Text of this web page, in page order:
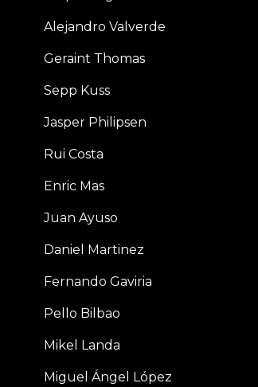
Alejandro Valverde
Geraint Thomas
Sepp Kuss
Jasper Philipsen
Rui Costa
Enric Mas
Juan Ayuso
Daniel Martinez
Fernando Gaviria
Pello Bilbao
Mikel Landa
Miguel Ángel López